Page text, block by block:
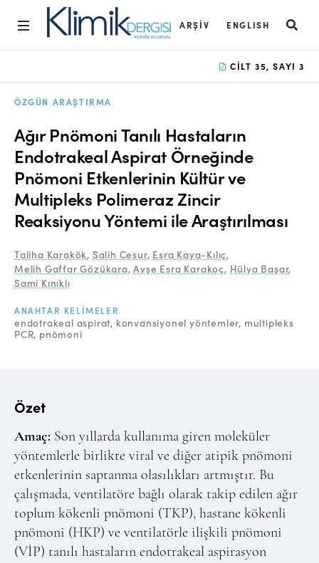
ARŞIV ENGLISH
Arşiv
Açık Erişim İlkesi
Yayın Kurulu
Etik İlkeler
Editoryal Süreç
Danışmanlık Süreci
Yazarlara Bilgi
Online Makale Gönderimi
İletişim
FACEBOOK TWITTER YOUTUBE
CILT 35, SAYI 3
ÖZGÜN ARAŞTIRMA
Ağır Pnömoni Tanılı Hastaların
Endotrakeal Aspirat Örneğinde
Pnömoni Etkenlerinin Kültür ve
Multipleks Polimeraz Zincir
Reaksiyonu Yöntemi ile Araştırılması
Taliha Karakök, Salih Cesur, Esra Kaya-Kılıç,
Melih Gaffar Gözükara,Ayşe Esra Karakoç, Hülya Başar,
Sami Kınıklı
ANAHTAR KELIMELER
endotrakeal aspirat konvansiyonel yöntemler multipleks
PCR pnömoni
Özet
Amaç: Son yıllarda kullanıma giren moleküler
yöntemlerle birlikte viral ve diğer atipik pnömoni
etkenlerinin saptanma olasılıkları artmıştır. Bu
çalışmada, ventilatöre bağlı olarak takip edilen ağır
toplum kökenli pnömoni (TKP), hastane kökenli
pnömoni (HKP) ve ventilatörle ilişkili pnömoni
(VİP) tanılı hastaların endotrakeal aspirasyon